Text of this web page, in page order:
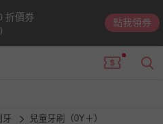
折價券
點我領券
牙 兒童牙刷（0Y＋）